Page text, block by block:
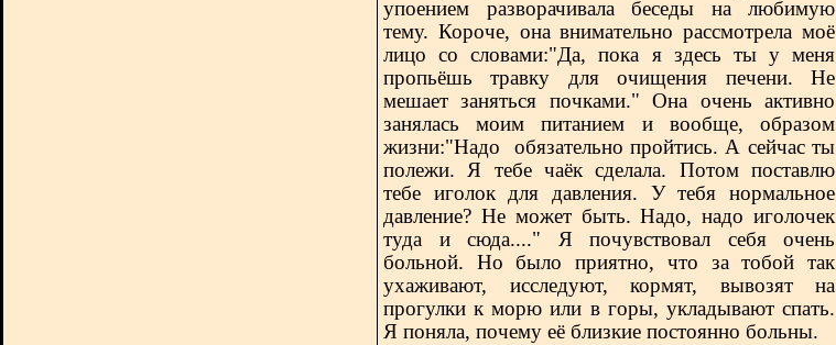
упоением разворачивала беседы на любимую
тему. Короче, она внимательно рассмотрела моё
лицо со словами:"Да, пока я здесь ты у меня
пропьёшь травку для очищения печени. Не
мешает заняться почками." Она очень активно
занялась моим питанием и вообще, образом
жизни:"Надо обязательно пройтись. А сейчас ты
полежи. Я тебе чаёк сделала. Потом поставлю
тебе иголок для давления. У тебя нормальное
давление? Не может быть. Надо, надо иголочек
туда и сюда...." Я почувствовал себя очень
больной. Но было приятно, что за тобой так
ухаживают, исследуют, кормят, вывозят на
прогулки к морю или в горы, укладывают спать.
Я поняла, почему её близкие постоянно больны.